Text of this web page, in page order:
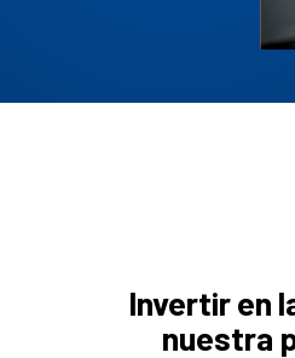
Invertir en
nuestra